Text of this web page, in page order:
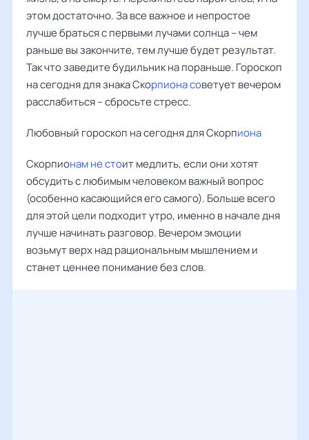
этом достаточно. За все важное и непростое
лучше браться с первыми лучами солнца – чем
раньше вы закончите, тем лучше будет результат.
Так что заведите будильник на пораньше. Гороскоп
на сегодня для знака Скорпиона советует вечером
расслабиться – сбросьте стресс.
Любовный гороскоп на сегодня для Скорпиона
Скорпионам не стоит медлить, если они хотят
обсудить с любимым человеком важный вопрос
(особенно касающийся его самого). Больше всего
для этой цели подходит утро, именно в начале дня
лучше начинать разговор. Вечером эмоции
возьмут верх над рациональным мышлением и
станет ценнее понимание без слов.